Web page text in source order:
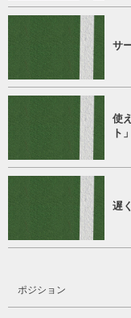
サ
使
ト
遅
ポジション